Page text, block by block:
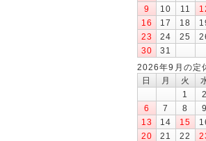
9
10 11
16
17 18
23
24 25
30
31
2026年9月の定
日
月 火
1
2
6
7 8 9
13
14 15
20
21 22